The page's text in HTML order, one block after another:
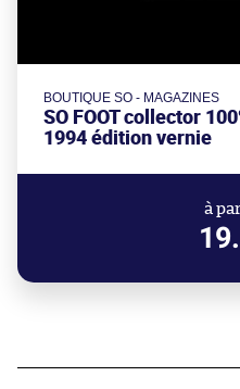
BOUTIQUE SO - MAGAZINES
SO FOOT collector
1994 édition vernie
à